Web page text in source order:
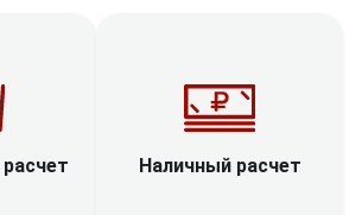
Наличный расчет